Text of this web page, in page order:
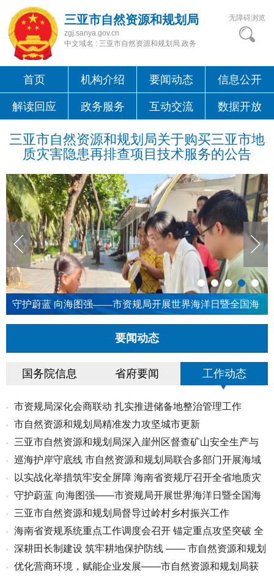
三亚市自然资源和规划局
zgj.sanya.gov.cn
中文域名 : 三亚市自然资源和规划局.政务
无障碍浏览
首页 机构介绍 要闻动态 信息公开
解读回应 政务服务 互动交流 数据开放
三亚市自然资源和规划局关于购买三亚市地
质灾害隐患再排查项目技术服务的公告
守护蔚蓝 向海图强——市资规局开展世界海洋日暨全国海
洋宣传日主题活动
要闻动态
国务院信息 省府要闻 工作动态
• 市资规局深化会商联动 扎实推进储备地整治管理工作
• 市自然资源和规划局精准发力攻坚城市更新
• 三亚市自然资源和规划局深入崖州区督查矿山安全生产与
生态...
• 巡海护岸守底线 市自然资源和规划局联合多部门开展海域
海岛...
• 以实战化举措筑牢安全屏障 海南省资规厅召开全省地质灾
害...
• 守护蔚蓝 向海图强——市资规局开展世界海洋日暨全国海
洋宣...
• 三亚市自然资源和规划局督导过岭村乡村振兴工作
• 海南省资规系统重点工作调度会召开 锚定重点攻坚突破 全
力...
• 深耕田长制建设 筑牢耕地保护防线 —— 市自然资源和规划
局...
• 优化营商环境，赋能企业发展——市自然资源和规划局获